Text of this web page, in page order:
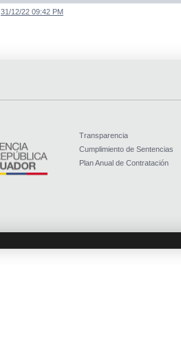
31/12/22 09:42 PM
Transparencia
Cumplimiento de Sentencias
Plan Anual de Contratación